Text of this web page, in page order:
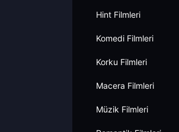
Hint Filmleri
Komedi Filmleri
Korku Filmleri
Macera Filmleri
Müzik Filmleri